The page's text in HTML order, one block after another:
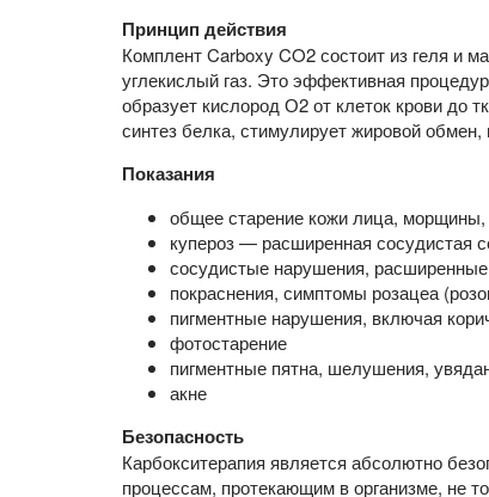
Принцип действия
Комплент Carboxy CO2 состоит из геля и
углекислый газ. Это эффективная
образует кислород О2 от клеток крови до
синтез белка, стимулирует жировой
Показания
общее старение кожи лица, морщины,
купероз — расширенная сосудистая
сосудистые нарушения,
покраснения, симптомы розацеа
пигментные нарушения, включая
фотостарение
пигментные пятна, шелушения,
акне
Безопасность
Карбокситерапия является абсолютно
процессам, протекающим в организме, не